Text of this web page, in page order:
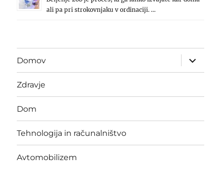
ali pa pri strokovnjaku v ordinaciji. …
Domov
expand
child
menu
Zdravje
Dom
Tehnologija in računalništvo
Avtomobilizem